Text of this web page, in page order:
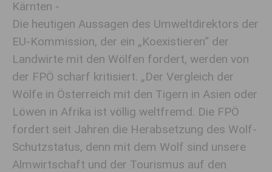
Kärnten -
Die heutigen Aussagen des Umweltdirektors der
EU-Kommission, der ein „Koexistieren“ der
Landwirte mit den Wölfen fordert, werden von
der FPÖ scharf kritisiert. „Der Vergleich der
Wölfe in Österreich mit den Tigern in Asien oder
Löwen in Afrika ist völlig weltfremd. Die FPÖ
fordert seit Jahren die Herabsetzung des Wolf-
Schutzstatus, denn mit dem Wolf sind unsere
Almwirtschaft und der Tourismus auf den